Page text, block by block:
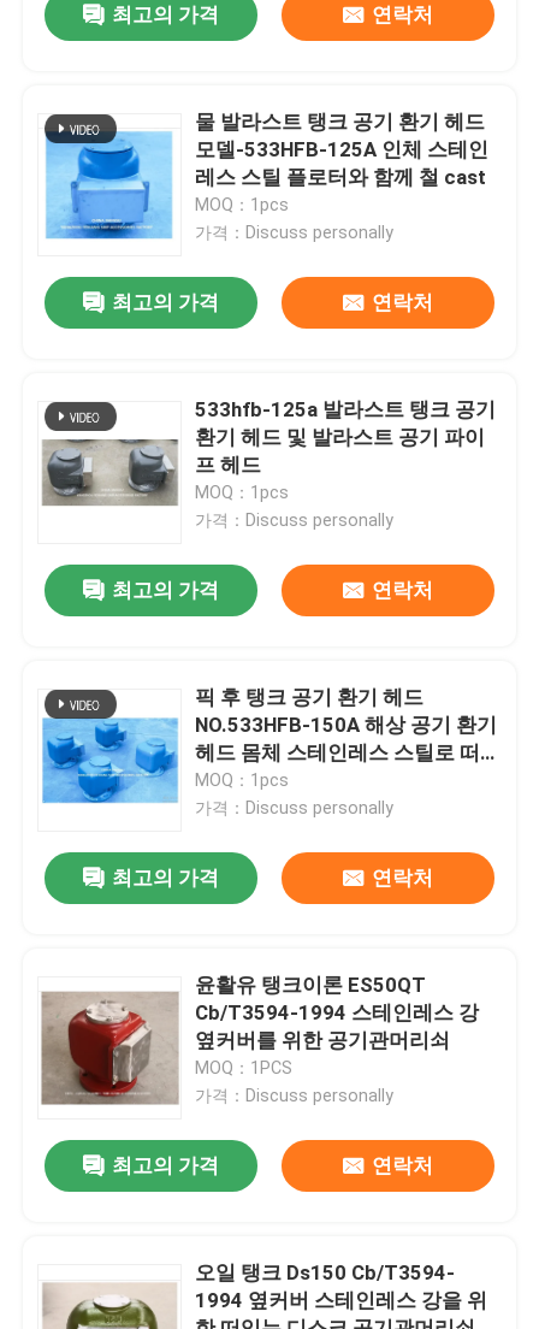
제품 소개
회사 소개
공장 투어
연락처
견적 요청
마린 에어 벤트 헤드
해양 해수 여과기
최고의 가격 연락처
물 발라스트 탱크 공기 환기 헤드
모델-533HFB-125A 인체 스테인
레스 스틸 플로터와 함께 철 cast
MOQ：1pcs
가격：Discuss personally
최고의 가격 연락처
533hfb-125a 발라스트 탱크 공기
환기 헤드 및 발라스트 공기 파이
프 헤드
MOQ：1pcs
가격：Discuss personally
최고의 가격 연락처
픽 후 탱크 공기 환기 헤드
NO.533HFB-150A 해상 공기 환기
헤드 몸체 스테인레스 스틸로 떠있
는 철
MOQ：1pcs
가격：Discuss personally
최고의 가격 연락처
윤활유 탱크이론 ES50QT
Cb/T3594-1994 스테인레스 강
옆커버를 위한 공기관머리쇠
MOQ：1PCS
가격：Discuss personally
최고의 가격 연락처
오일 탱크 Ds150 Cb/T3594-
1994 옆커버 스테인레스 강을 위